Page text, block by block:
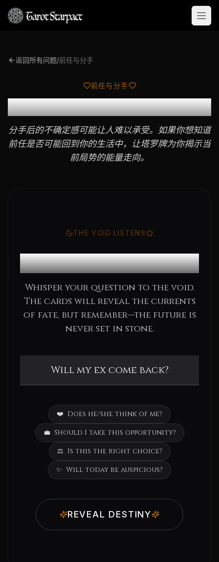
返回所有问题/前任与分手
前任与分手
前任会回来吗？
分手后的不确定感可能让人难以承受。如果你想知道
前任是否可能回到你的生活中，让塔罗牌为你揭示当
前局势的能量走向。
THE VOID LISTENS
Consult the Oracle
Whisper your question to the void.
The cards will reveal the currents
of fate, but remember—the future is
never set in stone.
❤️ Does he/she think of me?
💼 Should I take this opportunity?
⚖️ Is this the right choice?
✨ Will today be auspicious?
REVEAL DESTINY